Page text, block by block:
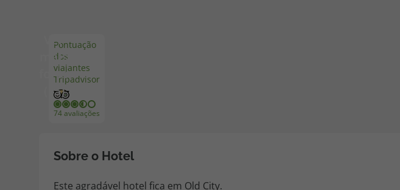
Disneyland ® Paris
Pontuação
dos
viajantes
Tripadvisor
74 avaliações
Ver
mais
fotos
(15)
Sobre o Hotel
Este agradável hotel fica em Old City.